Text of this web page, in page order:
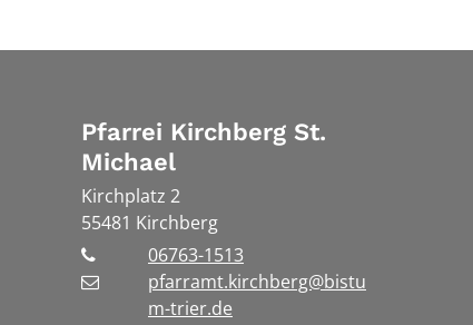
Pfarrei Kirchberg St.
Michael
Kirchplatz 2
55481 Kirchberg
06763-1513
pfarramt.kirchberg@bistu
m-trier.de